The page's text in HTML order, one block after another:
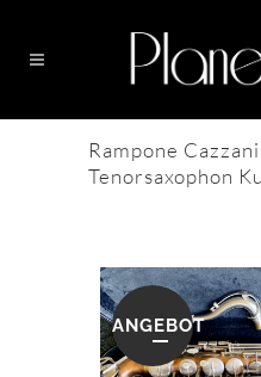
Rampone
Tenorsaxophon
ANGEBOT